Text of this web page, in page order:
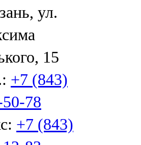
ул.
15
+7 (843)
78
+7 (843)